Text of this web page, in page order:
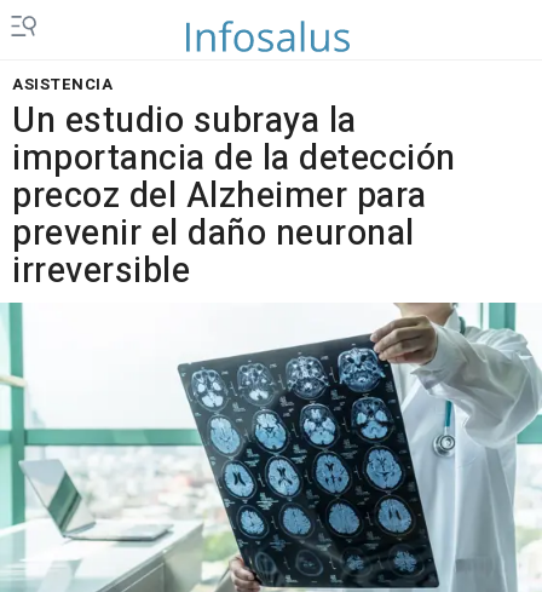
ASISTENCIA
Un estudio subraya la
importancia de la detección
precoz del Alzheimer para
prevenir el daño neuronal
irreversible